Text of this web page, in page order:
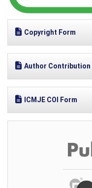
Copyright Form
Author Contribution
ICMJE COI Form